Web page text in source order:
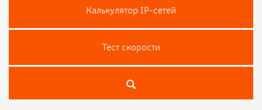
Калькулятор IP-сетей
Тест скороcти